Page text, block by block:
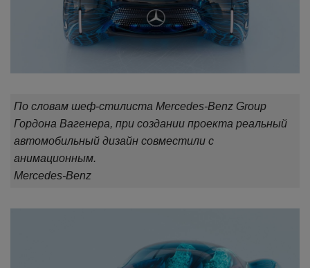
По словам шеф-стилиста Mercedes-Benz Group
Гордона Вагенера, при создании проекта реальный
автомобильный дизайн совместили с
анимационным.
Mercedes-Benz